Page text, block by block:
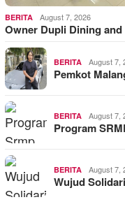
BERITA August 7, 2026
Owner Dupli Dining
BERITA August 7,
Pemkot
BERITA August 7,
Program
BERITA August 7,
Wujud